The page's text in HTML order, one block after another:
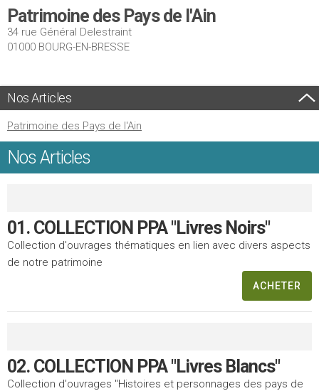
Patrimoine des Pays de l'Ain
34 rue Général Delestraint
01000 BOURG-EN-BRESSE
Nos Articles
Patrimoine des Pays de l'Ain
Nos Articles
01. COLLECTION PPA "Livres Noirs"
Collection d'ouvrages thématiques en lien avec divers aspects
de notre patrimoine
ACHETER
02. COLLECTION PPA "Livres Blancs"
Collection d'ouvrages "Histoires et personnages des pays de